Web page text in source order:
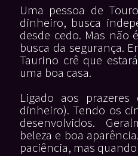
Uma pessoa de
dinheiro, busca
desde cedo. Mas não
busca da segurança.
Taurino crê que
uma boa casa.
Ligado aos prazeres
dinheiro). Tendo os
desenvolvidos.
beleza e boa
paciência, mas